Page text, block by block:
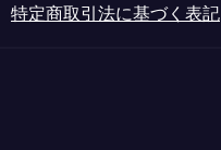
特定商取引法に基づく表記